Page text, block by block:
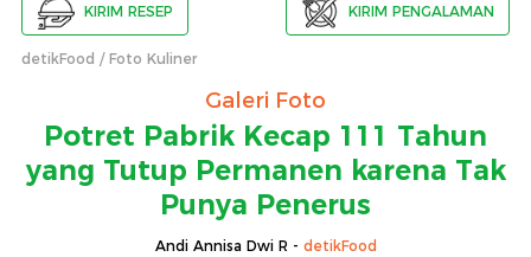
KIRIM RESEP KIRIM PENGALAMAN
detikFood Foto Kuliner
Galeri Foto
Potret Pabrik Kecap 111 Tahun
yang Tutup Permanen karena Tak
Punya Penerus
Andi Annisa Dwi R - detikFood